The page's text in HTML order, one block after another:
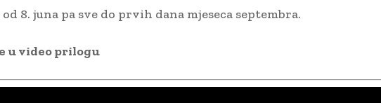
8. juna pa sve do prvih dana mjeseca septembra.
u video prilogu